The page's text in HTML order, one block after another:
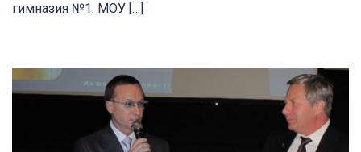
гимназия №1. МОУ […]